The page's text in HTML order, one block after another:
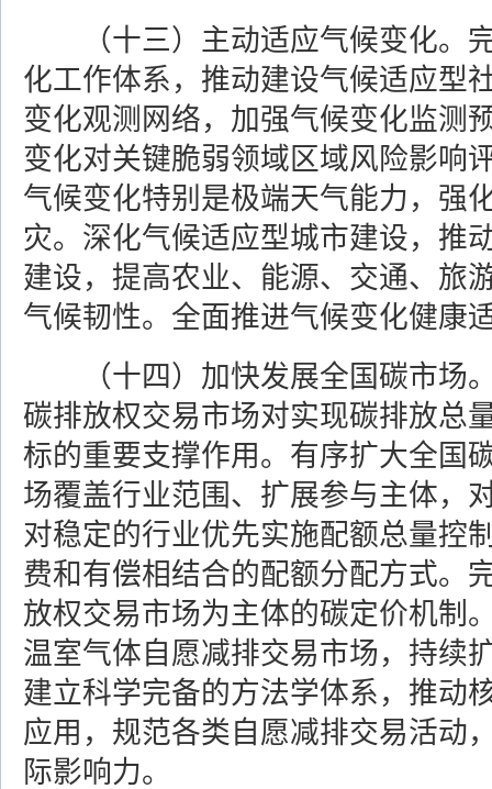
（十三）主动适应气候变化。
化工作体系，推动建设气候适应型
变化观测网络，加强气候变化监测
变化对关键脆弱领域区域风险影响
气候变化特别是极端天气能力，强
灾。深化气候适应型城市建设，推
建设，提高农业、能源、交通、旅
气候韧性。全面推进气候变化健康
（十四）加快发展全国碳市场
碳排放权交易市场对实现碳排放总
标的重要支撑作用。有序扩大全国
场覆盖行业范围、扩展参与主体，
对稳定的行业优先实施配额总量控
费和有偿相结合的配额分配方式。
放权交易市场为主体的碳定价机制
温室气体自愿减排交易市场，持续
建立科学完备的方法学体系，推动
应用，规范各类自愿减排交易活动
际影响力。